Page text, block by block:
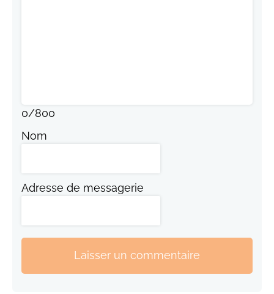
0/800
Nom
Adresse de messagerie
Laisser un commentaire